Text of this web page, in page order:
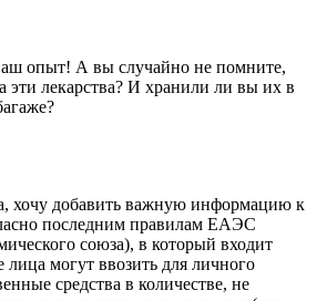
опыт! А вы случайно не помните,
эти лекарства? И хранили ли вы их в
хочу добавить важную информацию к
последним правилам ЕАЭС
союза), в который входит
лица могут ввозить для личного
средства в количестве, не